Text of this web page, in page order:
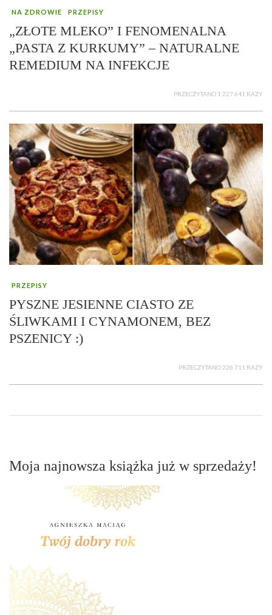
NA ZDROWIE PRZEPISY
„ZŁOTE MLEKO” I FENOMENALNA
„PASTA Z KURKUMY” – NATURALNE
REMEDIUM NA INFEKCJE
PRZECZYTANO 1 227 641 RAZY
PRZEPISY
PYSZNE JESIENNE CIASTO ZE
ŚLIWKAMI I CYNAMONEM, BEZ
PSZENICY :)
PRZECZYTANO 226 711 RAZY
Moja najnowsza książka już w sprzedaży!